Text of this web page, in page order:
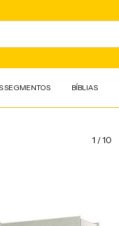
SEGMENTOS BÍBLIAS
1 /10